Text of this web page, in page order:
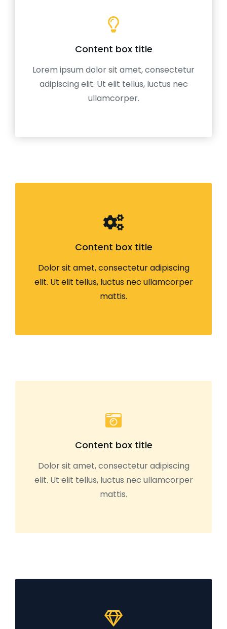
Content box title
Lorem ipsum dolor sit amet, consectetur
adipiscing elit. Ut elit tellus, luctus nec
ullamcorper.
Content box title
Dolor sit amet, consectetur adipiscing
elit. Ut elit tellus, luctus nec ullamcorper
mattis.
Content box title
Dolor sit amet, consectetur adipiscing
elit. Ut elit tellus, luctus nec ullamcorper
mattis.